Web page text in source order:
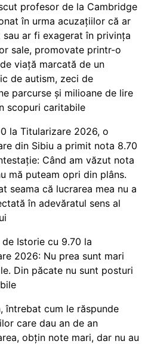
profesor de la Cambridge
în urma acuzațiilor că ar
ar fi exagerat în privința
sale, promovate printr-o
viață marcată de un
de autism, zeci de
parcurse și milioane de lire
scopuri caritabile
la Titularizare 2026, o
din Sibiu a primit nota 8.70
Când am văzut nota
mă puteam opri din plâns.
seama că lucrarea mea nu a
în adevăratul sens al
Istorie cu 9.70 la
2026: Nu prea sunt mari
Din păcate nu sunt posturi
întrebat cum le răspunde
care dau an de an
obțin note mari, dar nu au